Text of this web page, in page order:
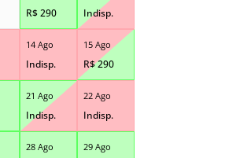
R$290 Indisp.
14 Ago
Indisp.
15 Ago
R$290
21 Ago
Indisp.
22 Ago
Indisp.
28 Ago 29 Ago